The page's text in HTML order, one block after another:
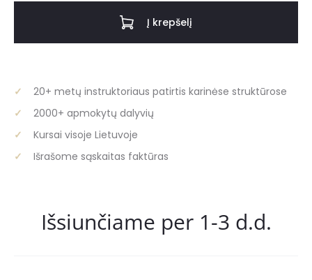
Į krepšelį
20+ metų instruktoriaus patirtis karinėse struktūrose
2000+ apmokytų dalyvių
Kursai visoje Lietuvoje
Išrašome sąskaitas faktūras
Išsiunčiame per 1-3 d.d.